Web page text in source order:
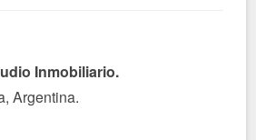
Inmobiliario.
Argentina.